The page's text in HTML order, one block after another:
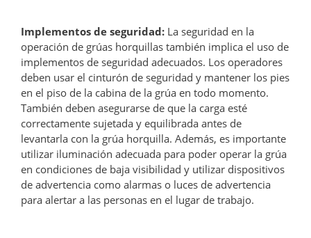
Implementos de seguridad: La seguridad en la
operación de grúas horquillas también implica el uso de
implementos de seguridad adecuados. Los operadores
deben usar el cinturón de seguridad y mantener los pies
en el piso de la cabina de la grúa en todo momento.
También deben asegurarse de que la carga esté
correctamente sujetada y equilibrada antes de
levantarla con la grúa horquilla. Además, es importante
utilizar iluminación adecuada para poder operar la grúa
en condiciones de baja visibilidad y utilizar dispositivos
de advertencia como alarmas o luces de advertencia
para alertar a las personas en el lugar de trabajo.